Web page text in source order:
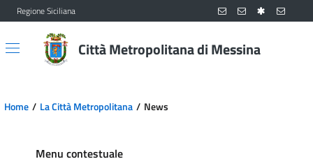
Vai al contenuto principale
Vai al menu principale
Regione Siciliana
Città Metropolitana di Messina
Home La Città Metropolitana News
Menu contestuale